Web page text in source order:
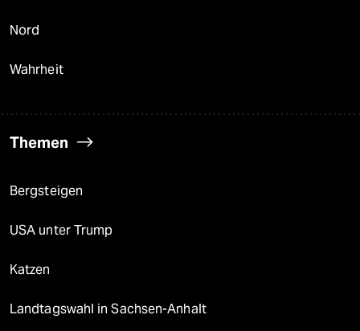
Nord
Wahrheit
Themen
Bergsteigen
USA unter Trump
Katzen
Landtagswahl in Sachsen-Anhalt